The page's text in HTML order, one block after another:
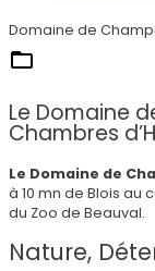
Domaine de
Le Domaine
Chambres
Le Domaine de
à 10 mn de Blois au
du Zoo de Beauval.
Nature,